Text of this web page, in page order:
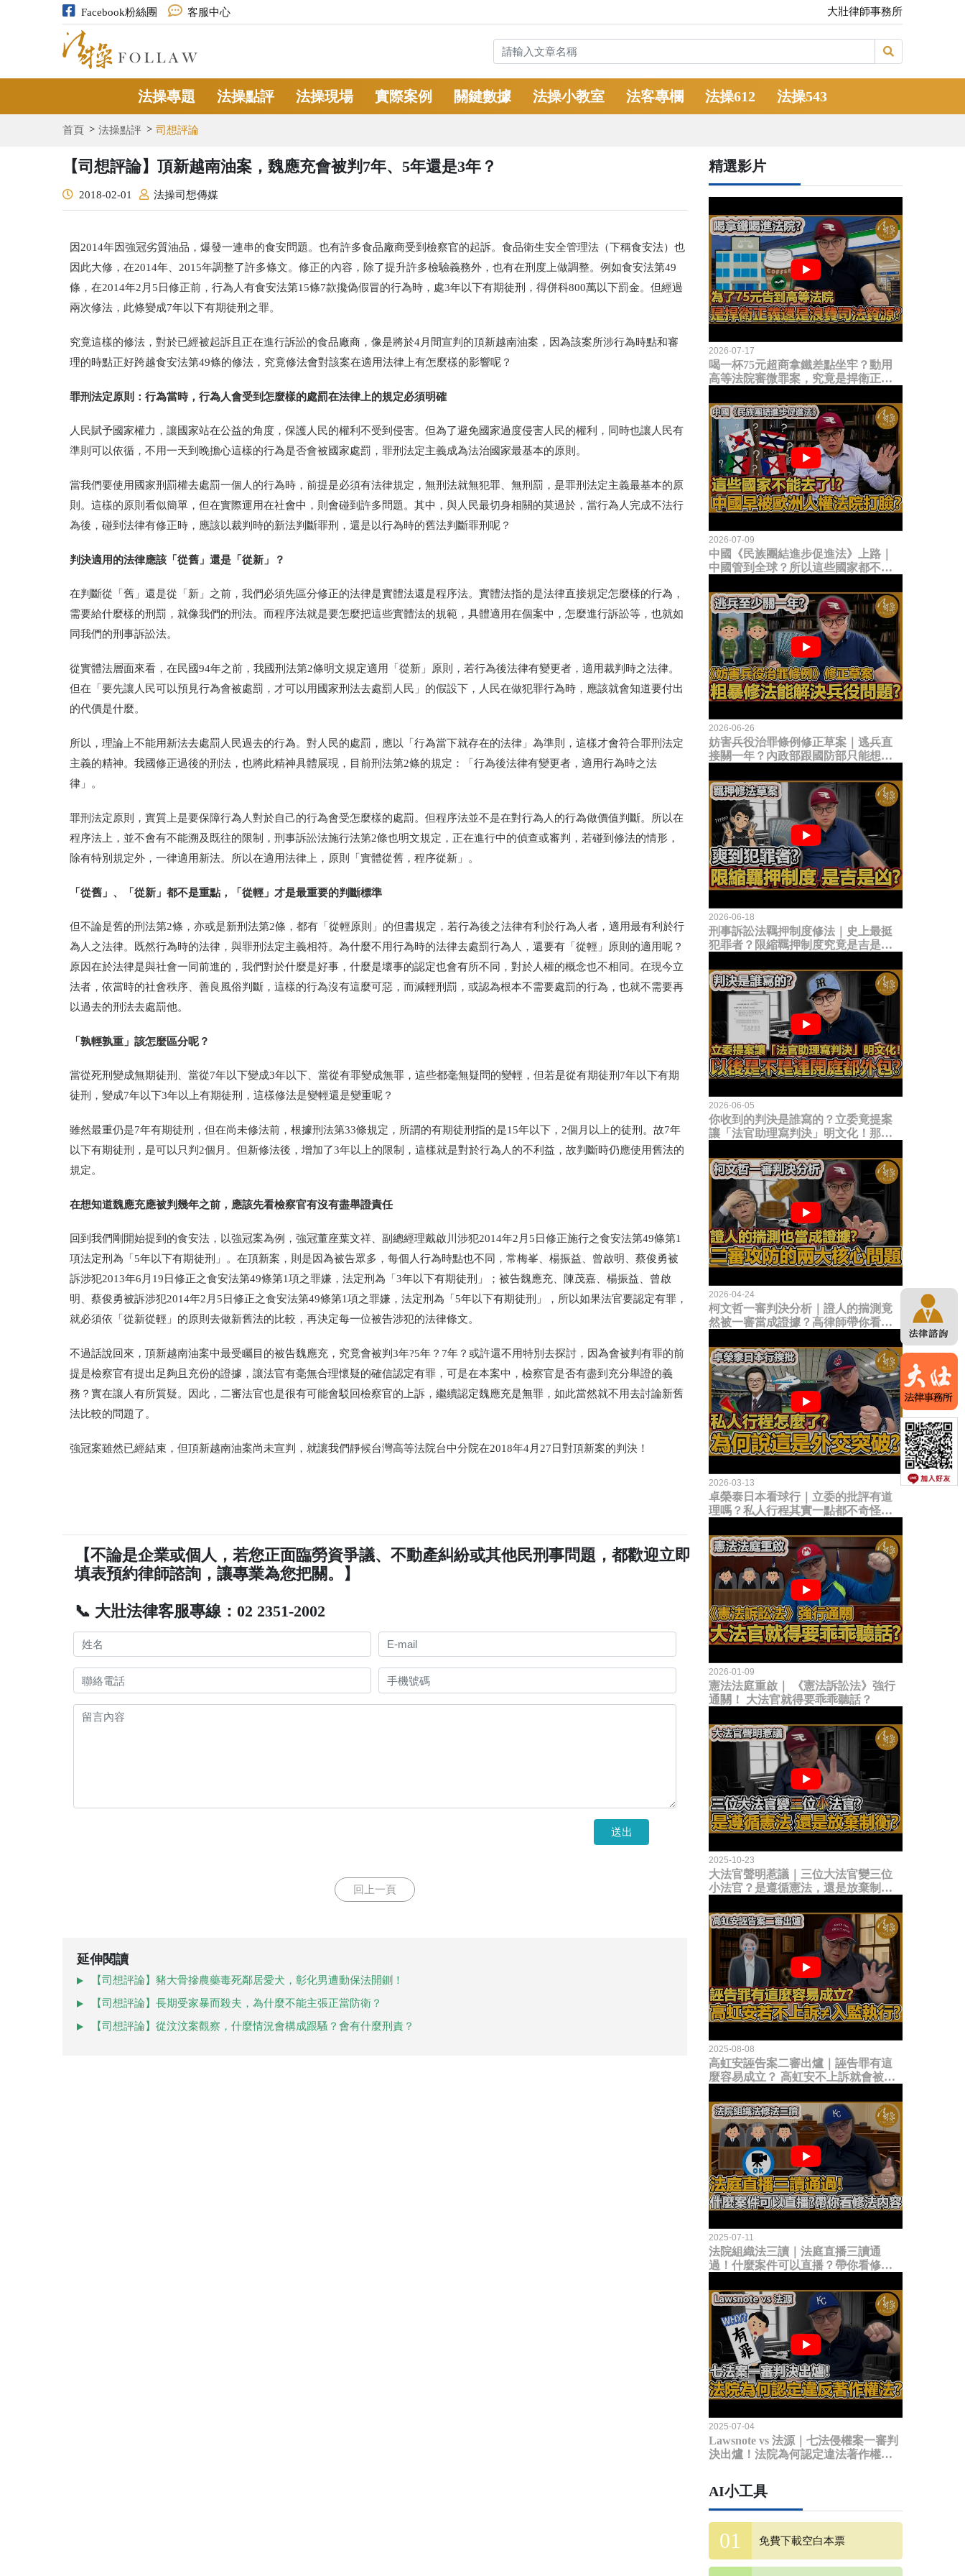
Facebook粉絲團 客服中心 大壯律師事務所
法操專題 法操點評 法操現場 實際案例 關鍵數據 法操小教室 法客專欄 法操612 法操543
首頁 法操點評 司想評論
【司想評論】頂新越南油案，魏應充會被判7年、5年還是3年？
2018-02-01 法操司想傳媒
因2014年因強冠劣質油品，爆發一連串的食安問題。也有許多食品廠商受到檢察官的起訴。食品衛生安全管理法（下稱食安法）也
因此大修，在2014年、2015年調整了許多條文。修正的內容，除了提升許多檢驗義務外，也有在刑度上做調整。例如食安法第49
條，在2014年2月5日修正前，行為人有食安法第15條7款攙偽假冒的行為時，處3年以下有期徒刑，得併科800萬以下罰金。但經過
兩次修法，此條變成7年以下有期徒刑之罪。
究竟這樣的修法，對於已經被起訴且正在進行訴訟的食品廠商，像是將於4月間宣判的頂新越南油案，因為該案所涉行為時點和審
理的時點正好跨越食安法第49條的修法，究竟修法會對該案在適用法律上有怎麼樣的影響呢？
罪刑法定原則：行為當時，行為人會受到怎麼樣的處罰在法律上的規定必須明確
人民賦予國家權力，讓國家站在公益的角度，保護人民的權利不受到侵害。但為了避免國家過度侵害人民的權利，同時也讓人民有
準則可以依循，不用一天到晚擔心這樣的行為是否會被國家處罰，罪刑法定主義成為法治國家最基本的原則。
當我們要使用國家刑罰權去處罰一個人的行為時，前提是必須有法律規定，無刑法就無犯罪、無刑罰，是罪刑法定主義最基本的原
則。這樣的原則看似簡單，但在實際運用在社會中，則會碰到許多問題。其中，與人民最切身相關的莫過於，當行為人完成不法行
為後，碰到法律有修正時，應該以裁判時的新法判斷罪刑，還是以行為時的舊法判斷罪刑呢？
判決適用的法律應該「從舊」還是「從新」？
在判斷從「舊」還是從「新」之前，我們必須先區分修正的法律是實體法還是程序法。實體法指的是法律直接規定怎麼樣的行為，
需要給什麼樣的刑罰，就像我們的刑法。而程序法就是要怎麼把這些實體法的規範，具體適用在個案中，怎麼進行訴訟等，也就如
同我們的刑事訴訟法。
從實體法層面來看，在民國94年之前，我國刑法第2條明文規定適用「從新」原則，若行為後法律有變更者，適用裁判時之法律。
但在「要先讓人民可以預見行為會被處罰，才可以用國家刑法去處罰人民」的假設下，人民在做犯罪行為時，應該就會知道要付出
的代價是什麼。
所以，理論上不能用新法去處罰人民過去的行為。對人民的處罰，應以「行為當下就存在的法律」為準則，這樣才會符合罪刑法定
主義的精神。我國修正過後的刑法，也將此精神具體展現，目前刑法第2條的規定：「行為後法律有變更者，適用行為時之法
律」。
罪刑法定原則，實質上是要保障行為人對於自己的行為會受怎麼樣的處罰。但程序法並不是在對行為人的行為做價值判斷。所以在
程序法上，並不會有不能溯及既往的限制，刑事訴訟法施行法第2條也明文規定，正在進行中的偵查或審判，若碰到修法的情形，
除有特別規定外，一律適用新法。所以在適用法律上，原則「實體從舊，程序從新」。
「從舊」、「從新」都不是重點，「從輕」才是最重要的判斷標準
但不論是舊的刑法第2條，亦或是新刑法第2條，都有「從輕原則」的但書規定，若行為後之法律有利於行為人者，適用最有利於行
為人之法律。既然行為時的法律，與罪刑法定主義相符。為什麼不用行為時的法律去處罰行為人，還要有「從輕」原則的適用呢？
原因在於法律是與社會一同前進的，我們對於什麼是好事，什麼是壞事的認定也會有所不同，對於人權的概念也不相同。在現今立
法者，依當時的社會秩序、善良風俗判斷，這樣的行為沒有這麼可惡，而減輕刑罰，或認為根本不需要處罰的行為，也就不需要再
以過去的刑法去處罰他。
「孰輕孰重」該怎麼區分呢？
當從死刑變成無期徒刑、當從7年以下變成3年以下、當從有罪變成無罪，這些都毫無疑問的變輕，但若是從有期徒刑7年以下有期
徒刑，變成7年以下3年以上有期徒刑，這樣修法是變輕還是變重呢？
雖然最重仍是7年有期徒刑，但在尚未修法前，根據刑法第33條規定，所謂的有期徒刑指的是15年以下，2個月以上的徒刑。故7年
以下有期徒刑，是可以只判2個月。但新修法後，增加了3年以上的限制，這樣就是對於行為人的不利益，故判斷時仍應使用舊法的
規定。
在想知道魏應充應被判幾年之前，應該先看檢察官有沒有盡舉證責任
回到我們剛開始提到的食安法，以強冠案為例，強冠董座葉文祥、副總經理戴啟川涉犯2014年2月5日修正施行之食安法第49條第1
項法定刑為「5年以下有期徒刑」。在頂新案，則是因為被告眾多，每個人行為時點也不同，常梅峯、楊振益、曾啟明、蔡俊勇被
訴涉犯2013年6月19日修正之食安法第49條第1項之罪嫌，法定刑為「3年以下有期徒刑」；被告魏應充、陳茂嘉、楊振益、曾啟
明、蔡俊勇被訴涉犯2014年2月5日修正之食安法第49條第1項之罪嫌，法定刑為「5年以下有期徒刑」，所以如果法官要認定有罪，
就必須依「從新從輕」的原則去做新舊法的比較，再決定每一位被告涉犯的法律條文。
不過話說回來，頂新越南油案中最受矚目的被告魏應充，究竟會被判3年?5年？7年？或許還不用特別去探討，因為會被判有罪的前
提是檢察官有提出足夠且充份的證據，讓法官有毫無合理懷疑的確信認定有罪，可是在本案中，檢察官是否有盡到充分舉證的義
務？實在讓人有所質疑。因此，二審法官也是很有可能會駁回檢察官的上訴，繼續認定魏應充是無罪，如此當然就不用去討論新舊
法比較的問題了。
強冠案雖然已經結束，但頂新越南油案尚未宣判，就讓我們靜候台灣高等法院台中分院在2018年4月27日對頂新案的判決！
【不論是企業或個人，若您正面臨勞資爭議、不動產糾紛或其他民刑事問題，都歡迎立即
填表預約律師諮詢，讓專業為您把關。】
📞 大壯法律客服專線：02 2351-2002
送出
回上一頁
延伸閱讀
【司想評論】豬大骨摻農藥毒死鄰居愛犬，彰化男遭動保法開鍘！
【司想評論】長期受家暴而殺夫，為什麼不能主張正當防衛？
【司想評論】從汶汶案觀察，什麼情況會構成跟騷？會有什麼刑責？
精選影片
2026-07-17
喝一杯75元超商拿鐵差點坐牢？動用
高等法院審微罪案，究竟是捍衛正義
2026-07-09
中國《民族團結進步促進法》上路｜
中國管到全球？所以這些國家都不能
臉？
2026-06-26
妨害兵役治罪條例修正草案｜逃兵直
接關一年？內政部跟國防部只能想到
題？
2026-06-18
刑事訴訟法羈押制度修法｜史上最挺
犯罪者？限縮羈押制度究竟是吉是
2026-06-05
你收到的判決是誰寫的？立委竟提案
讓「法官助理寫判決」明文化！那以
2026-04-24
柯文哲一審判決分析｜證人的揣測竟
然被一審當成證據？高律師帶你看未
2026-03-13
卓榮泰日本看球行｜立委的批評有道
理嗎？私人行程其實一點都不奇怪？
2026-01-09
憲法法庭重啟｜ 《憲法訴訟法》強行
通關！ 大法官就得要乖乖聽話？
2025-10-23
大法官聲明惹議｜三位大法官變三位
小法官？是遵循憲法，還是放棄制衡
2025-08-08
高虹安誣告案二審出爐｜誣告罪有這
麼容易成立？ 高虹安不上訴就會被
2025-07-11
法院組織法三讀｜法庭直播三讀通
過！什麼案件可以直播？帶你看修法
2025-07-04
Lawsnote vs 法源｜七法侵權案一審判
決出爐！法院為何認定違法著作權
AI小工具
免費下載空白本票